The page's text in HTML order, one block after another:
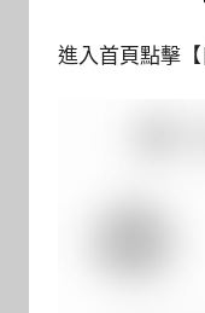
進入首頁點擊【